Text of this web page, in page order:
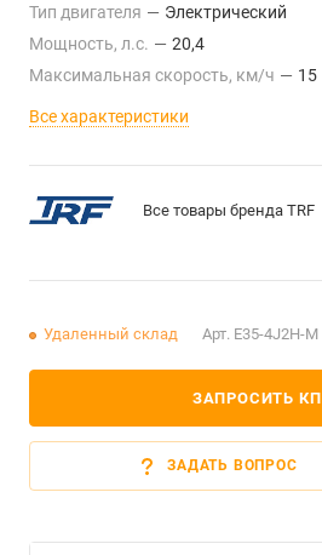
Тип двигателя — Электрический
Мощность, л.с. — 20,4
Максимальная скорость, км/ч — 15
Все характеристики
Все товары бренда TRF
Удаленный склад Арт. E35-4J2H-M
ЗАПРОСИТЬ КП
ЗАДАТЬ ВОПРОС